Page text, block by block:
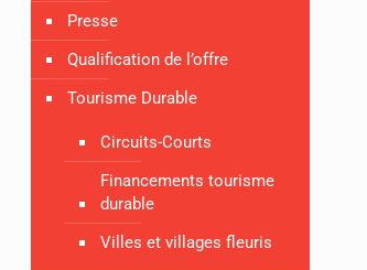
Presse
Qualification de l’offre
Tourisme Durable
Circuits-Courts
Financements tourisme
durable
Villes et villages fleuris